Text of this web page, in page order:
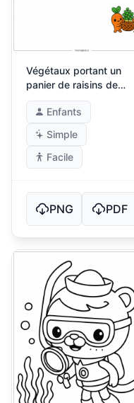
Végétaux portant un
panier de raisins de
mer
Enfants
Simple
Facile
PNG PDF